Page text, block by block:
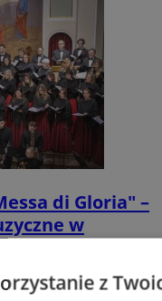
di Gloria" –
w
z